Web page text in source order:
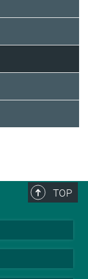
TOP